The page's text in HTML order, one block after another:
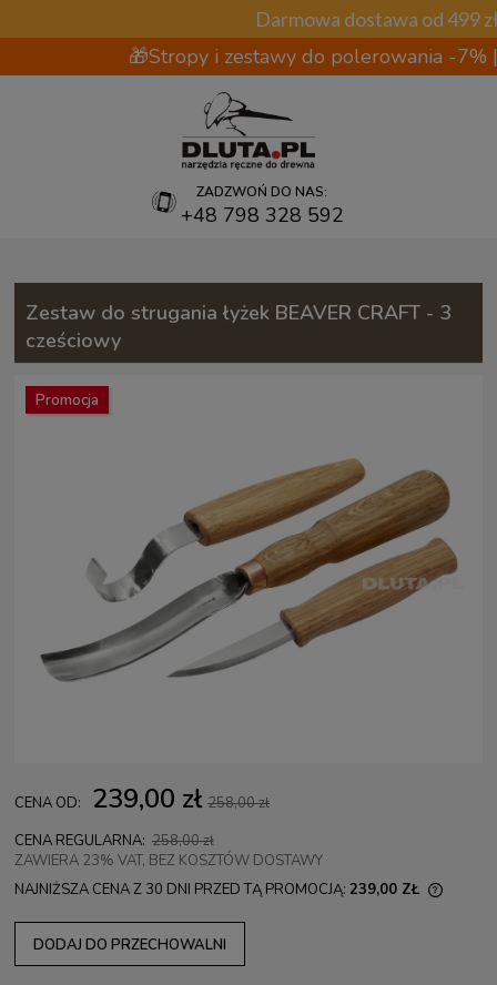
Darmowa dostawa od 499
🎁Stropy i zestawy do polerowania -7%
ZADZWOŃ DO NAS:
+48 798 328 592
Zestaw do strugania łyżek BEAVER CRAFT - 3
cześciowy
Promocja
CENA OD: 239,00 zł 258,00 zł
CENA REGULARNA: 258,00 zł
ZAWIERA 23% VAT, BEZ KOSZTÓW DOSTAWY
NAJNIŻSZA CENA Z 30 DNI PRZED TĄ PROMOCJĄ: 239,00 ZŁ
DODAJ DO PRZECHOWALNI